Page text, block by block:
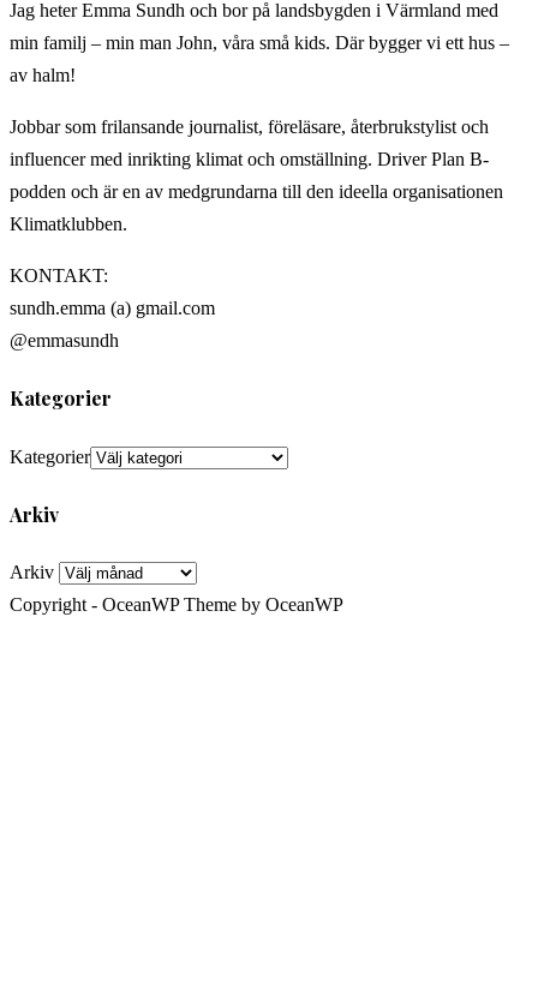
Jag heter Emma Sundh och bor på landsbygden i Värmland med
min familj – min man John, våra små kids. Där bygger vi ett hus –
av halm!
Jobbar som frilansande journalist, föreläsare, återbrukstylist och
influencer med inrikting klimat och omställning. Driver Plan B-
podden och är en av medgrundarna till den ideella organisationen
Klimatklubben.
KONTAKT:
sundh.emma (a) gmail.com
@emmasundh
Kategorier
Kategorier
Arkiv
Arkiv
Copyright - OceanWP Theme by OceanWP